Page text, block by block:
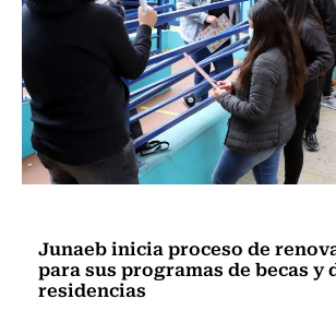
Junaeb inicia proceso de
para sus programas de becas y
residencias